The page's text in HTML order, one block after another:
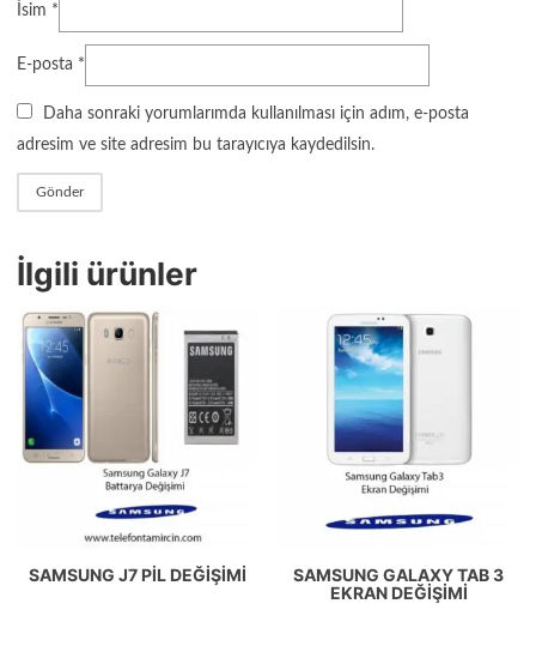
İsim *
E-posta *
Daha sonraki yorumlarımda kullanılması için adım, e-posta
adresim ve site adresim bu tarayıcıya kaydedilsin.
İlgili ürünler
SAMSUNG J7 PIL DEĞIŞIMI
SAMSUNG GALAXY TAB 3
EKRAN DEĞIŞIMI